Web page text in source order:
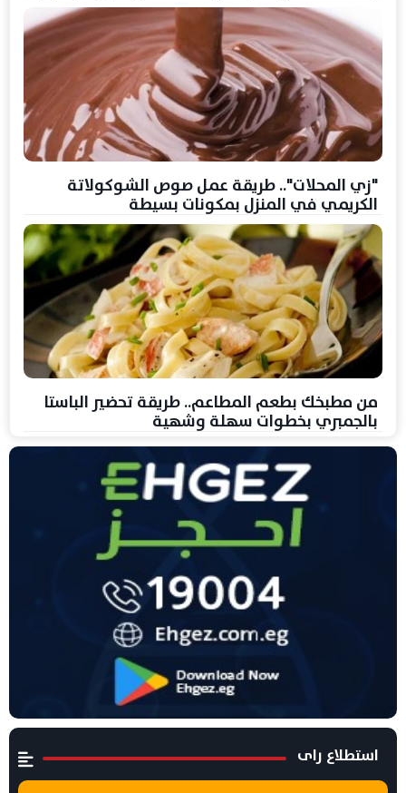
"زي المحلات".. طريقة عمل صوص الشوكولاتة
الكريمي في المنزل بمكونات بسيطة
من مطبخك بطعم المطاعم.. طريقة تحضير الباستا
بالجمبري بخطوات سهلة وشهية
استطلاع راى